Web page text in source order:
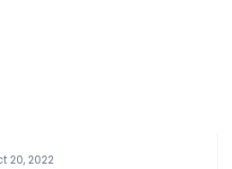
20, 2022